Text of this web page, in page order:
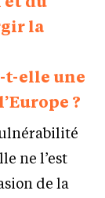
la
t-elle une
?
ne l’est
de la